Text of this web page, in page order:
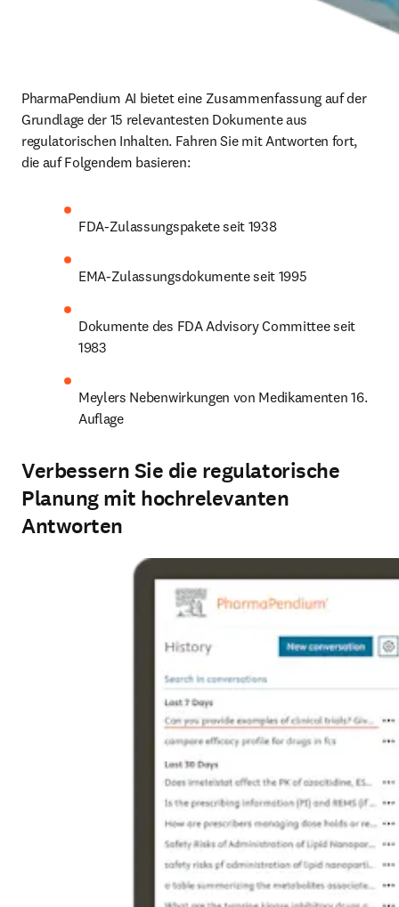
PharmaPendium AI bietet eine Zusammenfassung auf der
Grundlage der 15 relevantesten Dokumente aus
regulatorischen Inhalten. Fahren Sie mit Antworten fort,
die auf Folgendem basieren:
FDA-Zulassungspakete seit 1938
EMA-Zulassungsdokumente seit 1995
Dokumente des FDA Advisory Committee seit
1983
Meylers Nebenwirkungen von Medikamenten 16.
Auflage
Verbessern Sie die regulatorische
Planung mit hochrelevanten
Antworten